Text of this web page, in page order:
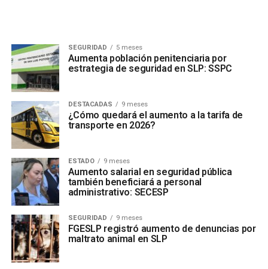
SEGURIDAD 5 meses
Aumenta población penitenciaria por
estrategia de seguridad en SLP: SSPC
DESTACADAS 9 meses
¿Cómo quedará el aumento a la tarifa de
transporte en 2026?
ESTADO 9 meses
Aumento salarial en seguridad pública
también beneficiará a personal
administrativo: SECESP
SEGURIDAD 9 meses
FGESLP registró aumento de denuncias por
maltrato animal en SLP